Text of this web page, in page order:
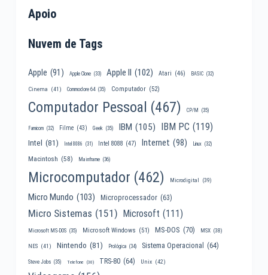
Apoio
Nuvem de Tags
Apple (91) Apple Clone (33) Apple II (102) Atari (46) BASIC (32)
Cinema (41) Commodore 64 (35) Computador (52)
Computador Pessoal (467) CP/M (35)
Famicom (32) Filme (43) Geek (35) IBM (105) IBM PC (119)
Intel (81) Intel 8086 (31) Intel 8088 (47) Internet (98) Linux (32)
Macintosh (58) Mainframe (36)
Microcomputador (462) Microdigital (39)
Micro Mundo (103) Microprocessador (63)
Micro Sistemas (151) Microsoft (111)
Microsoft MS-DOS (35) Microsoft Windows (51) MS-DOS (70) MSX (38)
NES (41) Nintendo (81) Prológica (34) Sistema Operacional (64)
Steve Jobs (35) Telefone (30) TRS-80 (64) Unix (42)